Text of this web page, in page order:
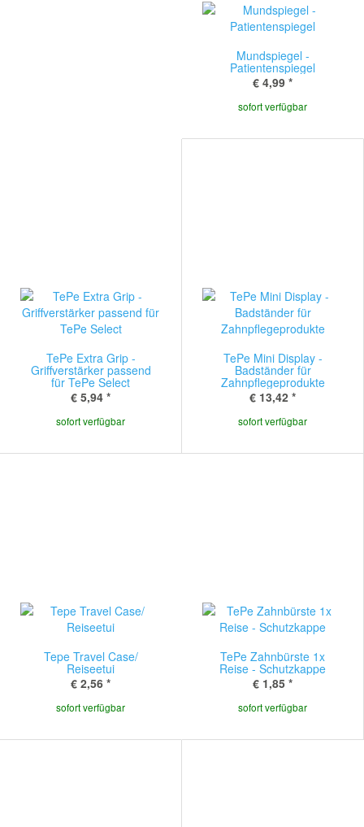
Mundspiegel -
Patientenspiegel
€ 4,99 *
sofort verfügbar
TePe Extra Grip -
Griffverstärker passend
für TePe Select
€ 5,94 *
sofort verfügbar
TePe Mini Display -
Badständer für
Zahnpflegeprodukte
€ 13,42 *
sofort verfügbar
Tepe Travel Case/
Reiseetui
€ 2,56 *
sofort verfügbar
TePe Zahnbürste 1x
Reise - Schutzkappe
€ 1,85 *
sofort verfügbar